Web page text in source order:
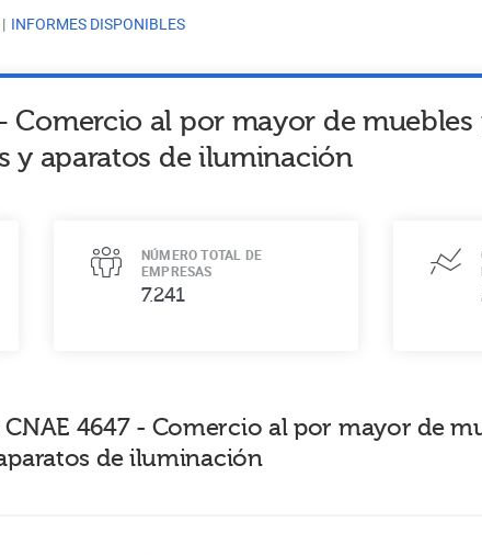
INFORMES DISPONIBLES
Comercio al por mayor de
y aparatos de iluminación
NÚMERO TOTAL DE
EMPRESAS
7.241
4647 - Comercio al por mayor de
de iluminación